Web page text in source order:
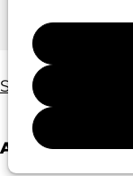
kunnen
Shop Alle
Alle producten